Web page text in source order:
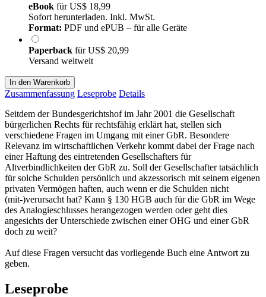
eBook fürUS$ 18,99
Sofort herunterladen. Inkl. MwSt.
Format: PDF und ePUB – für alle Geräte
Paperback fürUS$ 20,99
Versand weltweit
In den Warenkorb
Zusammenfassung Leseprobe Details
Seitdem der Bundesgerichtshof im Jahr 2001 die Gesellschaft
bürgerlichen Rechts für rechtsfähig erklärt hat, stellen sich
verschiedene Fragen im Umgang mit einer GbR. Besondere
Relevanz im wirtschaftlichen Verkehr kommt dabei der Frage nach
einer Haftung des eintretenden Gesellschafters für
Altverbindlichkeiten der GbR zu. Soll der Gesellschafter tatsächlich
für solche Schulden persönlich und akzessorisch mit seinem eigenen
privaten Vermögen haften, auch wenn er die Schulden nicht
(mit-)verursacht hat? Kann § 130 HGB auch für die GbR im Wege
des Analogieschlusses herangezogen werden oder geht dies
angesichts der Unterschiede zwischen einer OHG und einer GbR
doch zu weit?
Auf diese Fragen versucht das vorliegende Buch eine Antwort zu
geben.
Leseprobe